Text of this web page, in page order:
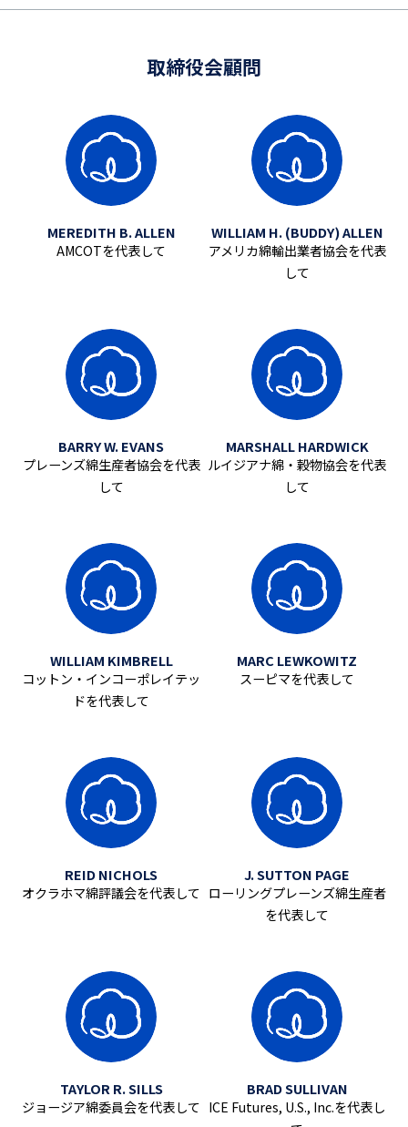
取締役会顧問
MEREDITH B. ALLEN
AMCOTを代表して
WILLIAM H. (BUDDY) ALLEN
アメリカ綿輸出業者協会を代表
して
BARRY W. EVANS
プレーンズ綿生産者協会を代表
して
MARSHALL HARDWICK
ルイジアナ綿・穀物協会を代表
して
WILLIAM KIMBRELL
コットン・インコーポレイテッ
ドを代表して
MARC LEWKOWITZ
スーピマを代表して
REID NICHOLS
オクラホマ綿評議会を代表して
J. SUTTON PAGE
ローリングプレーンズ綿生産者
を代表して
TAYLOR R. SILLS
ジョージア綿委員会を代表して
BRAD SULLIVAN
ICE Futures, U.S., Inc.を代表し